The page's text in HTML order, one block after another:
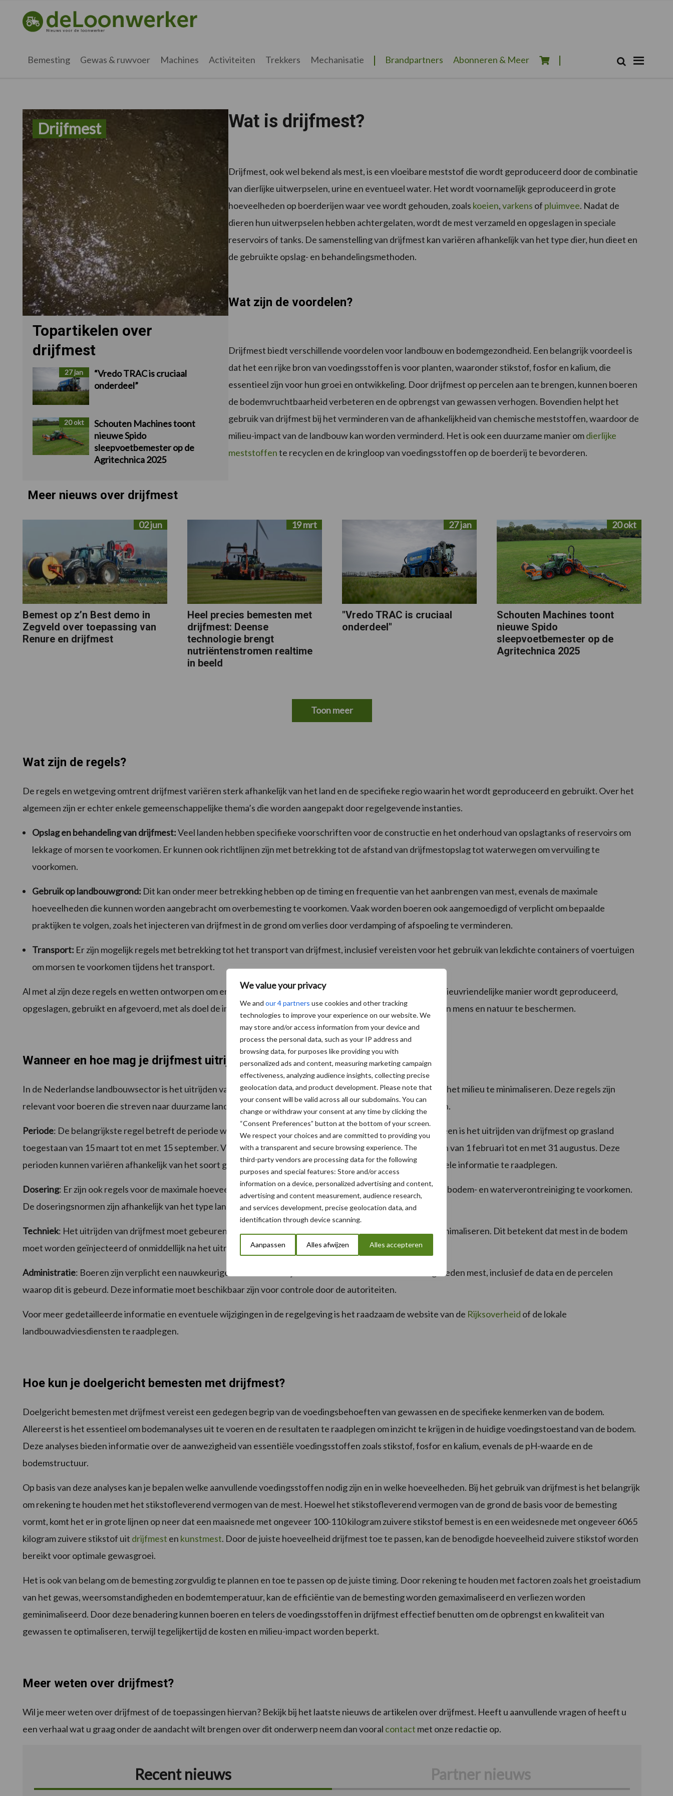
We value your privacy
We and our 4 partners use cookies and other tracking
technologies to improve your experience on our website. We
may store and/or access information from your device and
process the personal data, such as your IP address and
browsing data, for purposes like providing you with
personalized ads and content, measuring marketing campaign
effectiveness, analyzing audience insights, collecting precise
geolocation data, and product development. Please note that
your consent will be valid across all our subdomains. You can
change or withdraw your consent at any time by clicking the
“Consent Preferences” button at the bottom of your screen.
We respect your choices and are committed to providing you
with a transparent and secure browsing experience. The
third-party vendors are processing data for the following
purposes and special features: Store and/or access
information on a device, personalized advertising and content,
advertising and content measurement, audience research,
and services development, precise geolocation data, and
identification through device scanning.
Aanpassen Alles afwijzen Alles accepteren
hoofdnavigatie
hoofd
voettekst
deloonwerker.nl
Bemesting Gewas & ruwvoer Machines Activiteiten Trekkers Mechanisatie Brandpartners Abonneren & Meer Zoek
Drijfmest
Topartikelen over
drijfmest
27 jan
“Vredo TRAC is cruciaal
onderdeel”
20 okt
Schouten Machines toont
nieuwe Spido
sleepvoetbemester op de
Agritechnica 2025
Wat is drijfmest?
Drijfmest, ook wel bekend als mest, is een vloeibare meststof die wordt geproduceerd door de combinatie
van dierlijke uitwerpselen, urine en eventueel water. Het wordt voornamelijk geproduceerd in grote
hoeveelheden op boerderijen waar vee wordt gehouden, zoals koeien,varkens of pluimvee. Nadat de
dieren hun uitwerpselen hebben achtergelaten, wordt de mest verzameld en opgeslagen in speciale
reservoirs of tanks. De samenstelling van drijfmest kan variëren afhankelijk van het type dier, hun dieet en
de gebruikte opslag- en behandelingsmethoden.
Wat zijn de voordelen?
Drijfmest biedt verschillende voordelen voor landbouw en bodemgezondheid. Een belangrijk voordeel is
dat het een rijke bron van voedingsstoffen is voor planten, waaronder stikstof, fosfor en kalium, die
essentieel zijn voor hun groei en ontwikkeling. Door drijfmest op percelen aan te brengen, kunnen boeren
de bodemvruchtbaarheid verbeteren en de opbrengst van gewassen verhogen. Bovendien helpt het
gebruik van drijfmest bij het verminderen van de afhankelijkheid van chemische meststoffen, waardoor de
milieu-impact van de landbouw kan worden verminderd. Het is ook een duurzame manier omdierlijke
meststoffente recyclen en de kringloop van voedingsstoffen op de boerderij te bevorderen.
Meer nieuws over drijfmest
02 jun
Bemest op z’n Best demo in
Zegveld over toepassing van
Renure en drijfmest
19 mrt
Heel precies bemesten met
drijfmest: Deense
technologie brengt
nutriëntenstromen realtime
in beeld
27 jan
"Vredo TRAC is cruciaal
onderdeel"
20 okt
Schouten Machines toont
nieuwe Spido
sleepvoetbemester op de
Agritechnica 2025
Toon meer
Wat zijn de regels?
De regels en wetgeving omtrent drijfmest variëren sterk afhankelijk van het land en de specifieke regio waarin het wordt geproduceerd en gebruikt. Over het
algemeen zijn er echter enkele gemeenschappelijke thema’s die worden aangepakt door regelgevende instanties.
Opslag en behandeling van drijfmest:Veel landen hebben specifieke voorschriften voor de constructie en het onderhoud van opslagtanks of reservoirs om
lekkage of morsen te voorkomen. Er kunnen ook richtlijnen zijn met betrekking tot de afstand van drijfmestopslag tot waterwegen om vervuiling te
voorkomen.
Gebruik op landbouwgrond: Dit kan onder meer betrekking hebben op de timing en frequentie van het aanbrengen van mest, evenals de maximale
hoeveelheden die kunnen worden aangebracht om overbemesting te voorkomen. Vaak worden boeren ook aangemoedigd of verplicht om bepaalde
praktijken te volgen, zoals het injecteren van drijfmest in de grond om verlies door verdamping of afspoeling te verminderen.
Transport: Er zijn mogelijk regels met betrekking tot het transport van drijfmest, inclusief vereisten voor het gebruik van lekdichte containers of voertuigen
om morsen te voorkomen tijdens het transport.
Al met al zijn deze regels en wetten ontworpen om ervoor te zorgen dat drijfmest op een verantwoorde en milieuvriendelijke manier wordt geproduceerd,
opgeslagen, gebruikt en afgevoerd, met als doel de impact op het milieu te minimaliseren en de gezondheid van mens en natuur te beschermen.
Wanneer en hoe mag je drijfmest uitrijden?
In de Nederlandse landbouwsector is het uitrijden van drijfmest aan strikte regels gebonden om de impact op het milieu te minimaliseren. Deze regels zijn
relevant voor boeren die streven naar duurzame landbouwpraktijken en willen voldoen aan de wettelijke eisen.
Periode: De belangrijkste regel betreft de periode waarin drijfmest mag worden uitgereden. Over het algemeen is het uitrijden van drijfmest op grasland
toegestaan van 15 maart tot en met 15 september. Voor bouwland geldt dat drijfmest uitgereden mag worden van 1 februari tot en met 31 augustus. Deze
perioden kunnen variëren afhankelijk van het soort gewas en de regio, dus het is essentieel om de meest actuele informatie te raadplegen.
Dosering: Er zijn ook regels voor de maximale hoeveelheid stikstof en fosfaat die mag worden uitgereden, om bodem- en waterverontreiniging te voorkomen.
De doseringsnormen zijn afhankelijk van het type land (grasland of bouwland) en de gebruikte mestsoort.
Techniek: Het uitrijden van drijfmest moet gebeuren met behulp van technieken die emissies naar de lucht minimaliseren. Dit betekent dat mest in de bodem
moet worden geïnjecteerd of onmiddellijk na het uitrijden moet worden ingewerkt.
Administratie: Boeren zijn verplicht een nauwkeurige administratie bij te houden van de hoeveelheden uitgereden mest, inclusief de data en de percelen
waarop dit is gebeurd. Deze informatie moet beschikbaar zijn voor controle door de autoriteiten.
Voor meer gedetailleerde informatie en eventuele wijzigingen in de regelgeving is het raadzaam de website van de Rijksoverheid of de lokale
landbouwadviesdiensten te raadplegen.
Hoe kun je doelgericht bemesten met drijfmest?
Doelgericht bemesten met drijfmest vereist een gedegen begrip van de voedingsbehoeften van gewassen en de specifieke kenmerken van de bodem.
Allereerst is het essentieel om bodemanalyses uit te voeren en de resultaten te raadplegen om inzicht te krijgen in de huidige voedingstoestand van de bodem.
Deze analyses bieden informatie over de aanwezigheid van essentiële voedingsstoffen zoals stikstof, fosfor en kalium, evenals de pH-waarde en de
bodemstructuur.
Op basis van deze analyses kan je bepalen welke aanvullende voedingsstoffen nodig zijn en in welke hoeveelheden. Bij het gebruik van drijfmest is het belangrijk
om rekening te houden met het stikstofleverend vermogen van de mest. Hoewel het stikstofleverend vermogen van de grond de basis voor de bemesting
vormt, komt het er in grote lijnen op neer dat een maaisnede met ongeveer 100­-110 kilogram zuivere stikstof bemest is en een weidesnede met ongeveer 60­65
kilogram zuivere stikstof uit drijfmest en kunstmest. Door de juiste hoeveelheid drijfmest toe te passen, kan de benodigde hoeveelheid zuivere stikstof worden
bereikt voor optimale gewasgroei.
Het is ook van belang om de bemesting zorgvuldig te plannen en toe te passen op de juiste timing. Door rekening te houden met factoren zoals het groeistadium
van het gewas, weersomstandigheden en bodemtemperatuur, kan de efficiëntie van de bemesting worden gemaximaliseerd en verliezen worden
geminimaliseerd. Door deze benadering kunnen boeren en telers de voedingsstoffen in drijfmest effectief benutten om de opbrengst en kwaliteit van
gewassen te optimaliseren, terwijl tegelijkertijd de kosten en milieu-impact worden beperkt.
Meer weten over drijfmest?
Wil je meer weten over drijfmest of de toepassingen hiervan? Bekijk bij het laatste nieuws de artikelen over drijfmest. Heeft u aanvullende vragen of heeft u
een verhaal wat u graag onder de aandacht wilt brengen over dit onderwerp neem dan vooral contact met onze redactie op.
Recent nieuws Partner nieuws